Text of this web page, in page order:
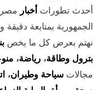
أحدث تطورات أخبار
الجمهورية بمتابعة
نهتم بعرض كل ما يخص
بترول وطاقة، رياضة،
مجالات سياحة وطيران،